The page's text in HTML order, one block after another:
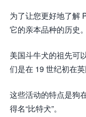
为了让您更好地了解
它的亲本品种的历史。
美国斗牛犬的祖先可
们是在 19 世纪初在
这些活动的特点是狗
得名“比特犬”。